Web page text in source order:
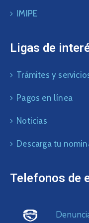
IMIPE
Ligas de
Trámites y
Pagos en línea
Noticias
Descarga tu
Telefonos de